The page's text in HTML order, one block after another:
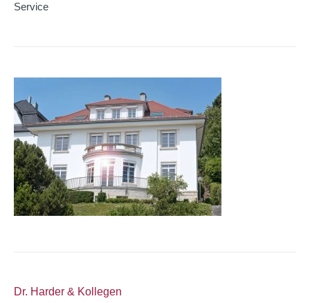
Service
Dr. Harder & Kollegen